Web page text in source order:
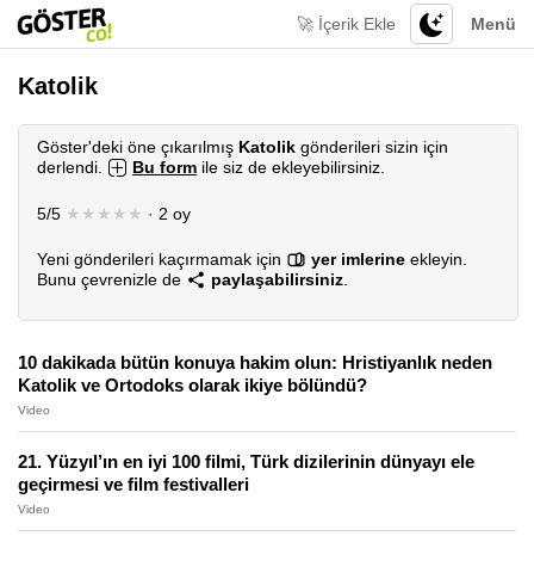
Menü
🚀 İçerik Ekle
Katolik
Göster'deki öne çıkarılmış Katolik gönderileri sizin için
derlendi.
Bu form ile siz de ekleyebilirsiniz.
5/5 ★★★★★ · 2 oy
Yeni gönderileri kaçırmamak için yer imlerine ekleyin.
Bunu çevrenizle de
paylaşabilirsiniz
10 dakikada bütün konuya hakim olun: Hristiyanlık neden
Katolik ve Ortodoks olarak ikiye bölündü?
Video
21. Yüzyıl’ın en iyi 100 filmi, Türk dizilerinin dünyayı ele
geçirmesi ve film festivalleri
Video